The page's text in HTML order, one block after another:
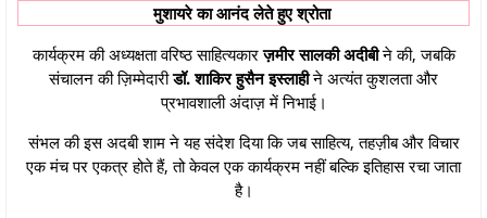
मुशायरे का आनंद लेते हुए श्रोता
कार्यक्रम की अध्यक्षता वरिष्ठ साहित्यकारज़मीर सालकी अदीबीने की, जबकि
संचालन की ज़िम्मेदारीडॉ. शाकिर हुसैन इस्लाहीने अत्यंत कुशलता और
प्रभावशाली अंदाज़ में निभाई।
संभल की इस अदबी शाम ने यह संदेश दिया कि जब साहित्य, तहज़ीब और विचार
एक मंच पर एकत्र होते हैं, तो केवल एक कार्यक्रम नहीं बल्कि इतिहास रचा जाता
है।